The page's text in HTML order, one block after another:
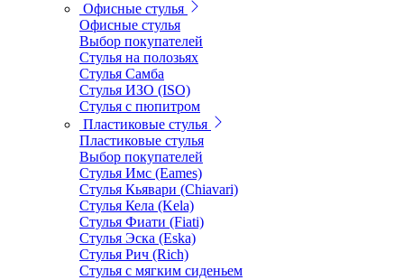
Офисные стулья
Офисные стулья
Выбор покупателей
Стулья на полозьях
Стулья Самба
Стулья ИЗО (ISO)
Стулья с пюпитром
Пластиковые стулья
Пластиковые стулья
Выбор покупателей
Стулья Имс (Eames)
Стулья Кьявари (Chiavari)
Стулья Кела (Kela)
Стулья Фиати (Fiati)
Стулья Эска (Eska)
Стулья Рич (Rich)
Стулья с мягким сиденьем